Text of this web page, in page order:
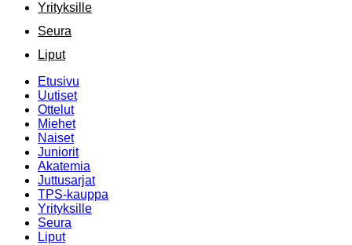
Yrityksille
Seura
Liput
Etusivu
Uutiset
Ottelut
Miehet
Naiset
Juniorit
Akatemia
Juttusarjat
TPS-kauppa
Yrityksille
Seura
Liput